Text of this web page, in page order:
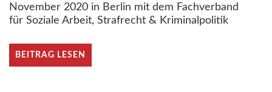
November 2020 in Berlin mit dem Fachverband
für Soziale Arbeit, Strafrecht & Kriminalpolitik
BEITRAG LESEN